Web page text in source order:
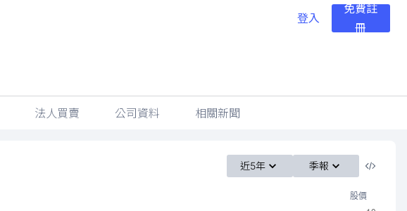
登入
免費註
冊
法人買賣 公司資料 相關新聞
近5年 季報